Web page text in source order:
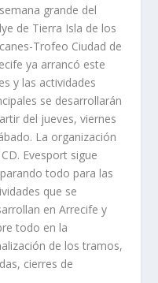
grande del
de Tierra Isla de los
Trofeo Ciudad de
ya arrancó este
y las actividades
se desarrollarán
del jueves, viernes
La organización
Evesport sigue
todo para las
que se
en Arrecife y
todo en la
de los tramos,
cierres de